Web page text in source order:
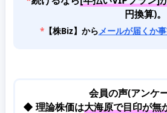
円換算)。
*【株Biz】からメールが届くか
会員の声(アンケ
◆ 理論株価は大海原で目印が無